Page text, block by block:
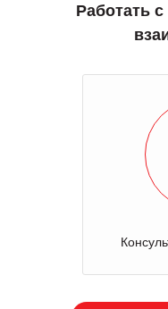
Работать